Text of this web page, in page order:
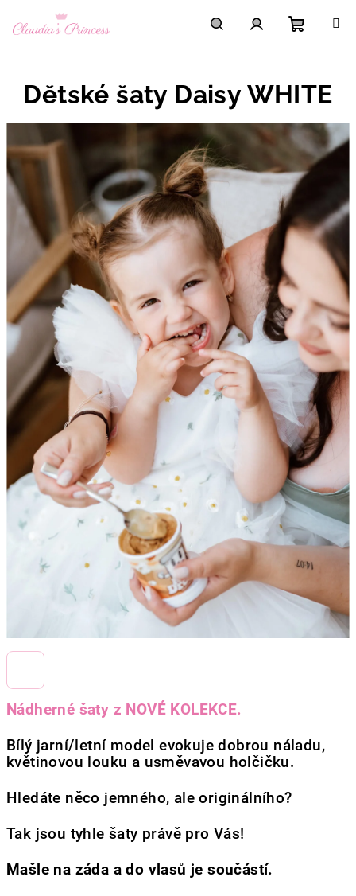
obsah
košík
Nádherné šaty z NOVÉ KOLEKCE.
Bílý jarní/letní model evokuje dobrou náladu,
květinovou louku a usměvavou holčičku.
Hledáte něco jemného, ale originálního?
Tak jsou tyhle šaty právě pro Vás!
Mašle na záda a do vlasů je součástí.
Dětské šaty Daisy WHITE